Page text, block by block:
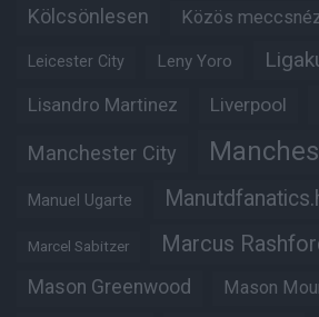
Kölcsönlesen Közös
Leicester City Leny Yoro
Lisandro Martinez Liverpool
Manchester City
Manuel Ugarte
Marcel Sabitzer Marcus
Mason Greenwood Mason